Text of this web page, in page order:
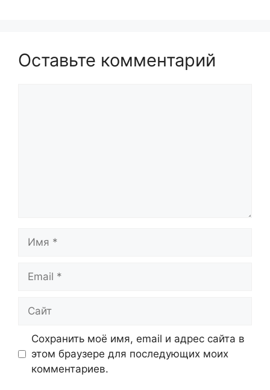
Оставьте комментарий
Имя
Email
Сайт
Сохранить моё имя, email и адрес сайта в
этом браузере для последующих моих
комментариев.